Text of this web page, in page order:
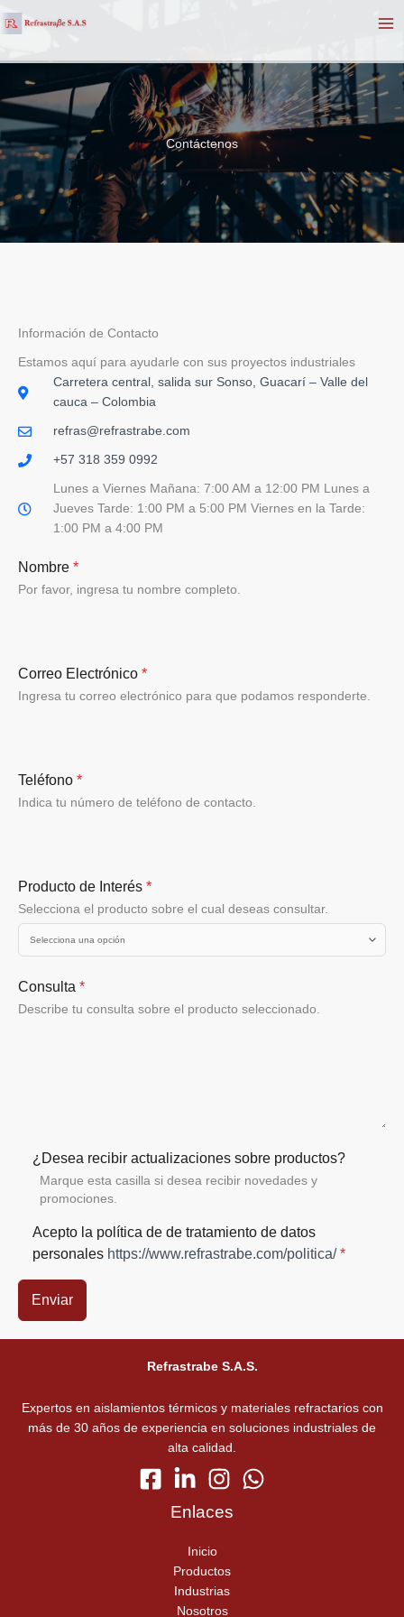
al
Contáctenos
Información de Contacto
Estamos aquí para ayudarle con sus proyectos industriales
Carretera central, salida sur Sonso, Guacarí – Valle del
cauca – Colombia
refras@refrastrabe.com
+57 318 359 0992
Lunes a Viernes Mañana: 7:00 AM a 12:00 PM Lunes a
Jueves Tarde: 1:00 PM a 5:00 PM Viernes en la Tarde:
1:00 PM a 4:00 PM
Nombre *
Por favor, ingresa tu nombre completo.
Correo Electrónico *
Ingresa tu correo electrónico para que podamos responderte.
Teléfono *
Indica tu número de teléfono de contacto.
Producto de Interés *
Selecciona el producto sobre el cual deseas consultar.
Consulta *
Describe tu consulta sobre el producto seleccionado.
¿Desea recibir actualizaciones sobre productos?
Marque esta casilla si desea recibir novedades y
promociones.
Acepto la política de de tratamiento de datos
personales https://www.refrastrabe.com/politica/ *
Enviar
Refrastrabe S.A.S.
Expertos en aislamientos térmicos y materiales refractarios con
más de 30 años de experiencia en soluciones industriales de
alta calidad.
Enlaces
Inicio
Productos
Industrias
Nosotros